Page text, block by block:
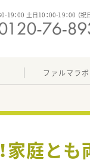
19：00 土日10：00-19：00 （祝
ファルマラボ
庭と